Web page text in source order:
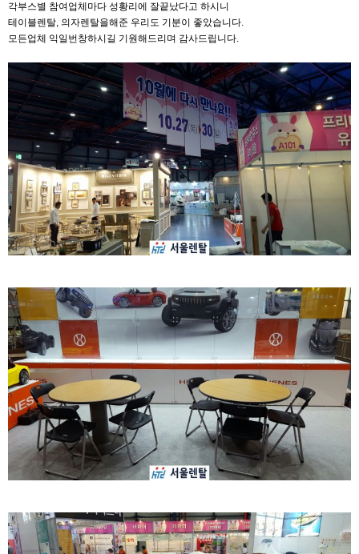
각부스별 참여업체마다 성황리에 잘끝났다고 하시니
테이블렌탈, 의자렌탈을해준 우리도 기분이 좋았습니다.
모든업체 익일번창하시길 기원해드리며 감사드립니다.